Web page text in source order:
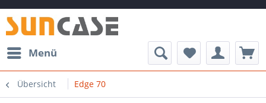
Menü
Übersicht Edge 70